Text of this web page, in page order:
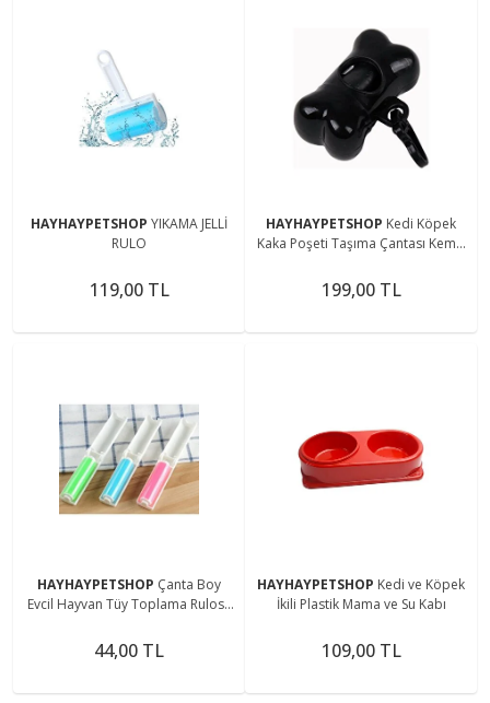
HAYHAYPETSHOP YIKAMA JELLİ
RULO
119,00 TL
HAYHAYPETSHOP Kedi Köpek
Kaka Poşeti Taşıma Çantası Kemik
199,00 TL
HAYHAYPETSHOP Çanta Boy
Evcil Hayvan Tüy Toplama Rulosu
44,00 TL
HAYHAYPETSHOP Kedi ve Köpek
İkili Plastik Mama ve Su Kabı
109,00 TL